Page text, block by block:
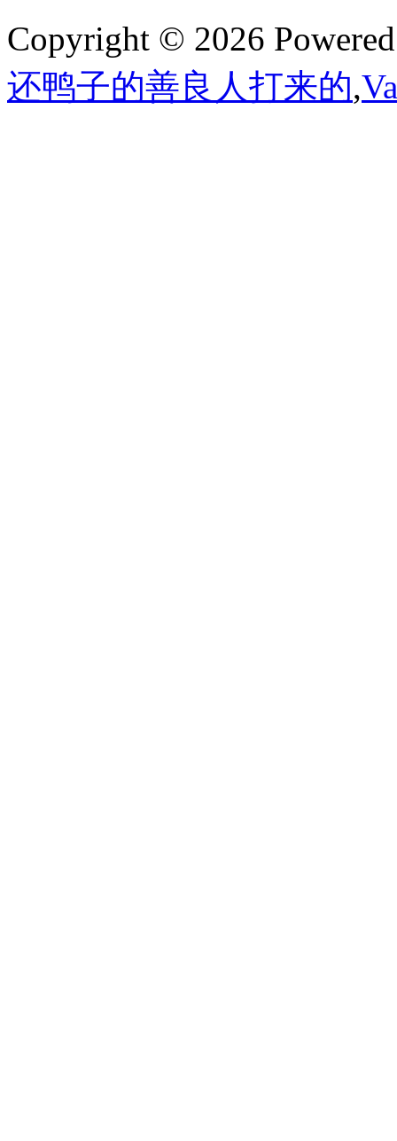
Copyright © 2026
还鸭子的善良人打来的,